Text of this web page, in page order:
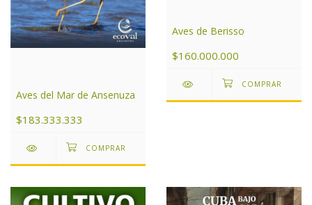
Aves del Mar de Ansenuza
$183.333.333
Aves de Berisso
$160.000.000